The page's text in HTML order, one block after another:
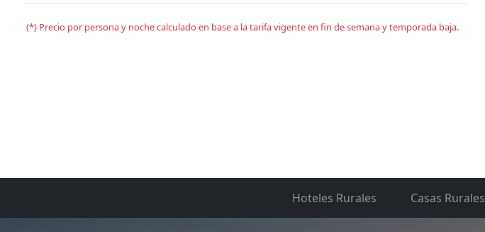
(*) Precio por persona y noche calculado en base a la tarifa vigente en fin de semana y temporada baja.
Hoteles Rurales Casas Rurales